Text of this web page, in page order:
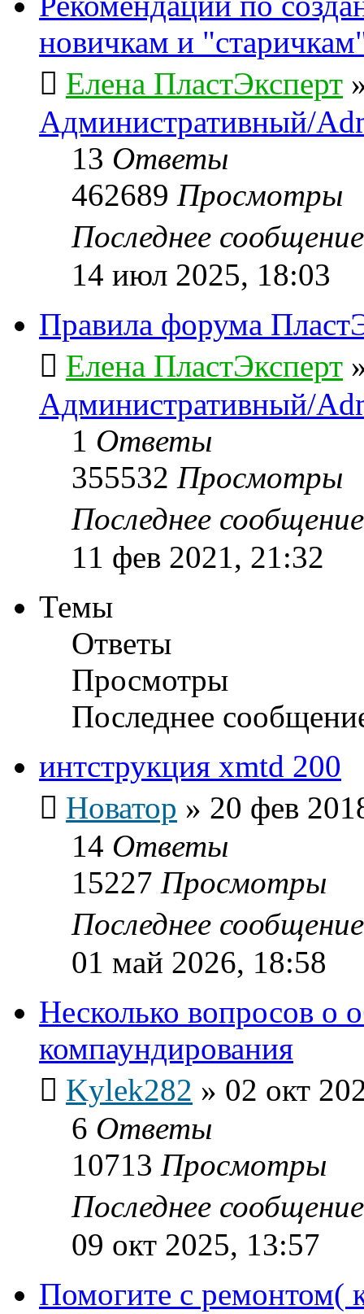
новичкам и
Елена ПластЭксперт
Административный/
13 Ответы
462689 Просмотры
Последнее
14 июл 2025, 18:03
Правила форума
Елена ПластЭксперт
Административный/
1 Ответы
355532 Просмотры
Последнее
11 фев 2021, 21:32
Темы
Ответы
Просмотры
Последнее
интструкция xmtd 200
Новатор » 20 фев
14 Ответы
15227 Просмотры
Последнее
01 май 2026, 18:58
Несколько вопросов о
компаундирования
Kylek282 » 02 окт
6 Ответы
10713 Просмотры
Последнее
09 окт 2025, 13:57
Помогите с ремонтом(